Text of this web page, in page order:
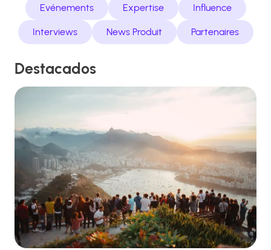
Evénements Expertise Influence
Interviews News Produit Partenaires
Destacados